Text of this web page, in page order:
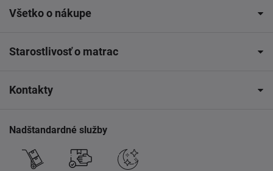
Všetko o nákupe
Starostlivosť o matrac
Kontakty
Nadštandardné služby